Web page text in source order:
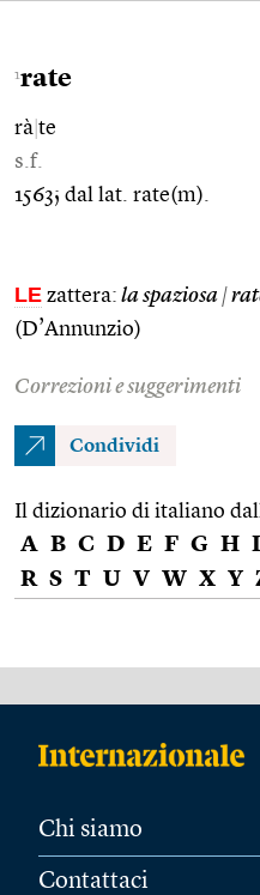
1rate
rà te
s.f.
1563; dal lat. rate(m).
LE zattera: la spaziosa |
(D’Annunzio)
Correzioni e suggerimenti
Condividi
Il dizionario di italiano
A B C D E F G H I
R S T U V W X Y
Chi siamo
Contattaci